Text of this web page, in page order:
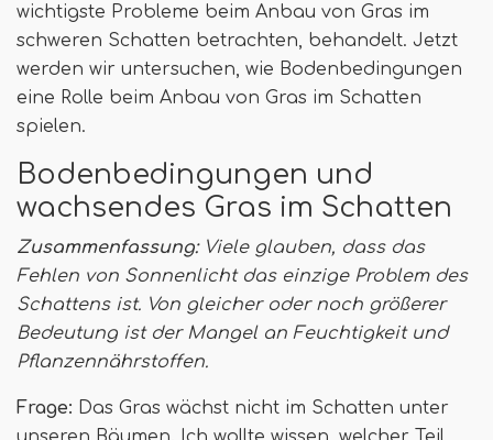
wichtigste Probleme beim Anbau von Gras im
schweren Schatten betrachten, behandelt. Jetzt
werden wir untersuchen, wie Bodenbedingungen
eine Rolle beim Anbau von Gras im Schatten
spielen.
Bodenbedingungen und
wachsendes Gras im Schatten
Zusammenfassung: Viele glauben, dass das
Fehlen von Sonnenlicht das einzige Problem des
Schattens ist. Von gleicher oder noch größerer
Bedeutung ist der Mangel an Feuchtigkeit und
Pflanzennährstoffen.
Frage: Das Gras wächst nicht im Schatten unter